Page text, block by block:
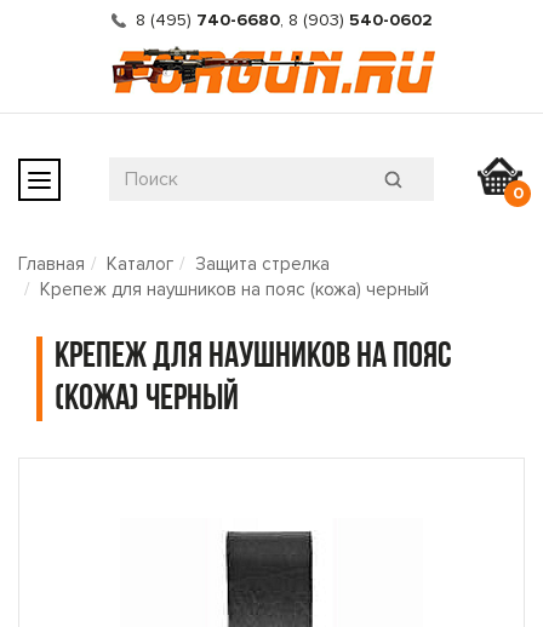
8 (495) 740-6680, 8 (903) 540-0602
0
Главная Каталог
Защита стрелка
Крепеж для наушников на пояс (кожа) черный
Крепеж для наушников на пояс
(кожа) черный